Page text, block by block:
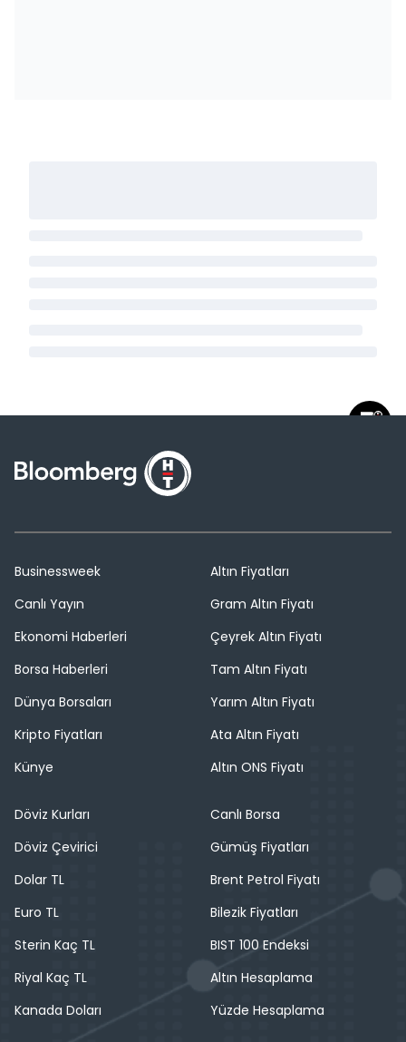
Businessweek
Canlı Yayın
Ekonomi Haberleri
Borsa Haberleri
Dünya Borsaları
Kripto Fiyatları
Künye
Altın Fiyatları
Gram Altın Fiyatı
Çeyrek Altın Fiyatı
Tam Altın Fiyatı
Yarım Altın Fiyatı
Ata Altın Fiyatı
Altın ONS Fiyatı
Döviz Kurları
Döviz Çevirici
Dolar TL
Euro TL
Sterin Kaç TL
Riyal Kaç TL
Kanada Doları
Canlı Borsa
Gümüş Fiyatları
Brent Petrol Fiyatı
Bilezik Fiyatları
BIST 100 Endeksi
Altın Hesaplama
Yüzde Hesaplama